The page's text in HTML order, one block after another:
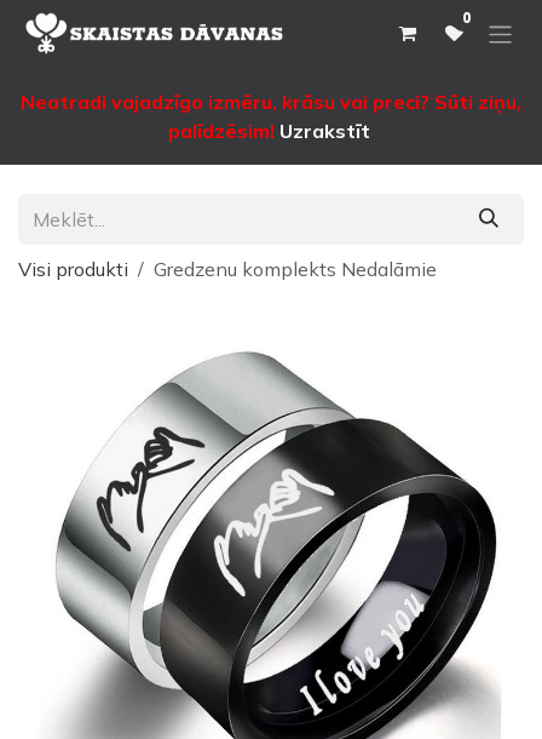
Pāriet pie satura 0
Neatradi vajadzīgo izmēru, krāsu vai preci? Sūti ziņu,
palīdzēsim! Uzrakstīt
Visi produkti Gredzenu komplekts Nedalāmie